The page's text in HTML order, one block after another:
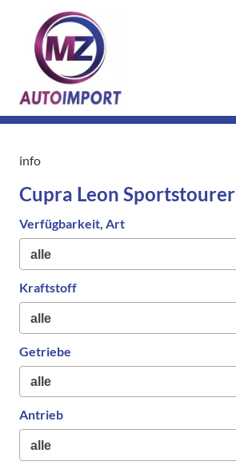
info
Cupra Leon Sportstourer
Verfügbarkeit, Art
Kraftstoff
Getriebe
Antrieb